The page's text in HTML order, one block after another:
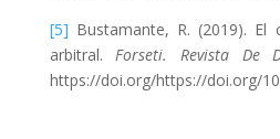
[5] Bustamante, R. (2019).
arbitral. Forseti. Revista De
https://doi.org/https://doi.org/